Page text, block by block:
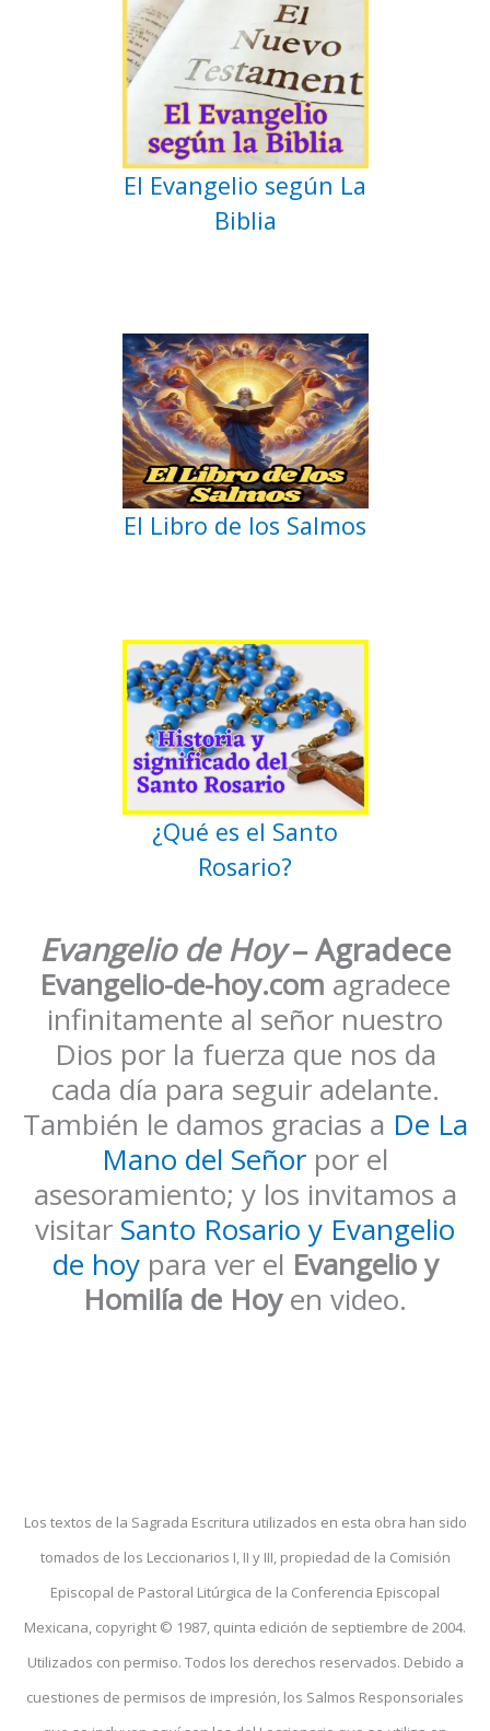
El Evangelio según La
Biblia
El Libro de los Salmos
¿Qué es el Santo
Rosario?
Evangelio de Hoy– Agradece
Evangelio-de-hoy.com agradece
infinitamente al señor nuestro
Dios por la fuerza que nos da
cada día para seguir adelante.
También le damos gracias a De La
Mano del Señor por el
asesoramiento; y los invitamos a
visitar Santo Rosario y Evangelio
de hoypara ver el Evangelio y
Homilía de Hoyen video.
Los textos de la Sagrada Escritura utilizados en esta obra han sido
tomados de los Leccionarios I, II y III, propiedad de la Comisión
Episcopal de Pastoral Litúrgica de la Conferencia Episcopal
Mexicana, copyright © 1987, quinta edición de septiembre de 2004.
Utilizados con permiso. Todos los derechos reservados. Debido a
cuestiones de permisos de impresión, los Salmos Responsoriales